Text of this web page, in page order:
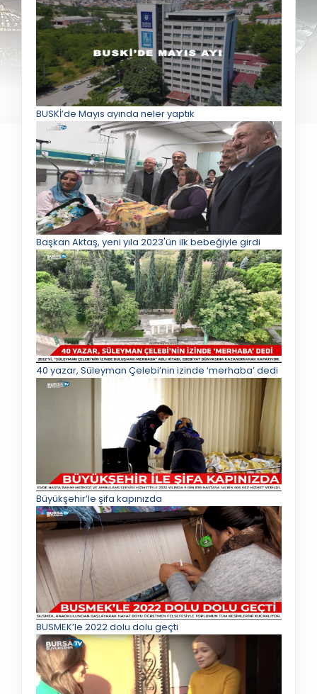
BUSKİ’de Mayıs ayında neler yaptık
Başkan Aktaş, yeni yıla 2023'ün ilk bebeğiyle girdi
40 yazar, Süleyman Çelebi’nin izinde ‘merhaba’ dedi
Büyükşehir’le şifa kapınızda
BUSMEK’le 2022 dolu dolu geçti